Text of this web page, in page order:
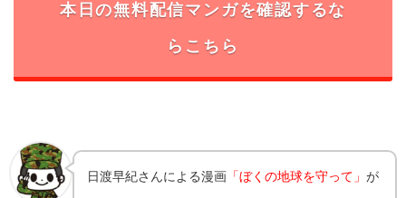
本日の無料配信マンガを確認するな
らこちら
日渡早紀さんによる漫画 「ぼくの地球を守って」が